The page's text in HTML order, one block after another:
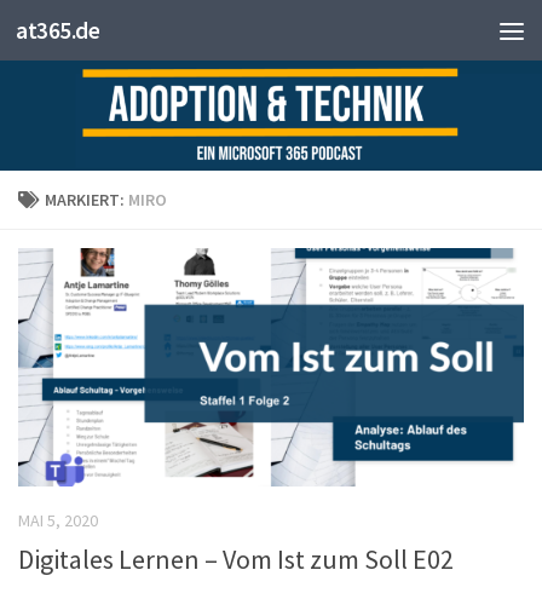
Zum Inhalt springen
at365.de
MARKIERT: MIRO
MAI 5, 2020
Digitales Lernen – Vom Ist zum Soll E02